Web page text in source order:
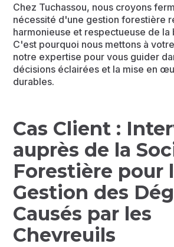
Chez Tuchassou, nous croyons
nécessité d'une gestion forestière
harmonieuse et respectueuse de la
C'est pourquoi nous mettons à
notre expertise pour vous guider
décisions éclairées et la mise en
durables.
Cas Client :
auprès de la
Forestière pour
Gestion des
Causés par les
Chevreuils